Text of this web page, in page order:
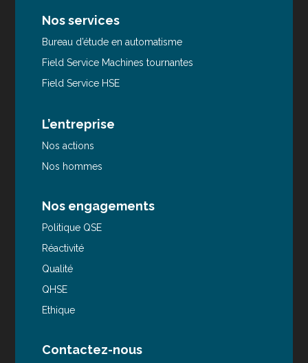
Nos services
Bureau d’étude en automatisme
Field Service Machines tournantes
Field Service HSE
L’entreprise
Nos actions
Nos hommes
Nos engagements
Politique QSE
Réactivité
Qualité
QHSE
Ethique
Contactez-nous